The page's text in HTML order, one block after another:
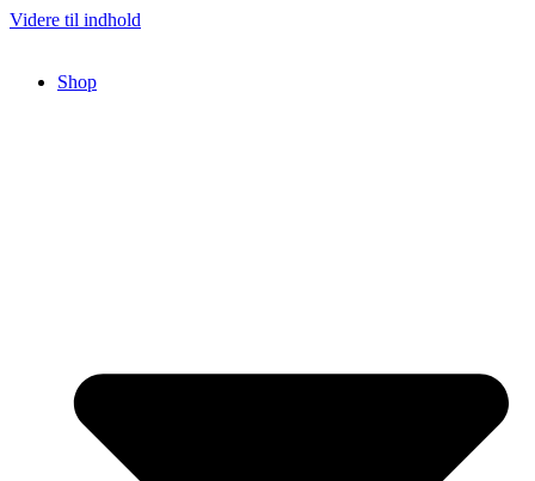
Videre til indhold
Shop